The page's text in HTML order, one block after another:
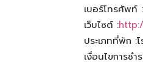
เบอร์โทรศัพท์
เว็บไซต์ :
ประเภทที่พัก :
เงื่อนไขการช